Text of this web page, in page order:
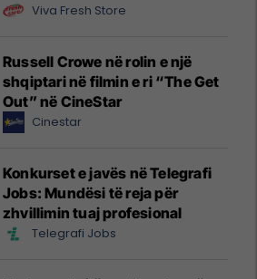
Viva Fresh Store
Russell Crowe në rolin e një
shqiptari në filmin e ri “The Get
Out” në CineStar
Cinestar
Konkurset e javës në Telegrafi
Jobs: Mundësi të reja për
zhvillimin tuaj profesional
Telegrafi Jobs